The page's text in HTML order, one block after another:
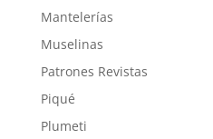
Mantelerías
Muselinas
Patrones Revistas
Piqué
Plumeti